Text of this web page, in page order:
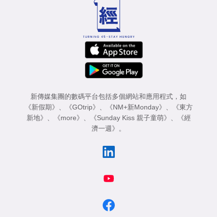
新傳媒集團的數碼平台包括多個網站和應用程式，如
《新假期》 、 《GOtrip》 、 《NM+新Monday》 、
《東方
新地》 、 《more》 、 《Sunday Kiss 親子童萌》 、
《經
濟一週》 。